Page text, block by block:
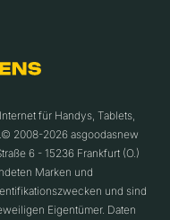
für Handys, Tablets,
2008-2026 asgoodasnew
6 - 15236 Frankfurt (O.)
Marken und
und sind
Eigentümer. Daten